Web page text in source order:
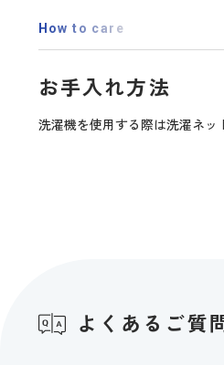
How to care
お手入れ方法
洗濯機を使用する際は洗濯ネッ
よくあるご質